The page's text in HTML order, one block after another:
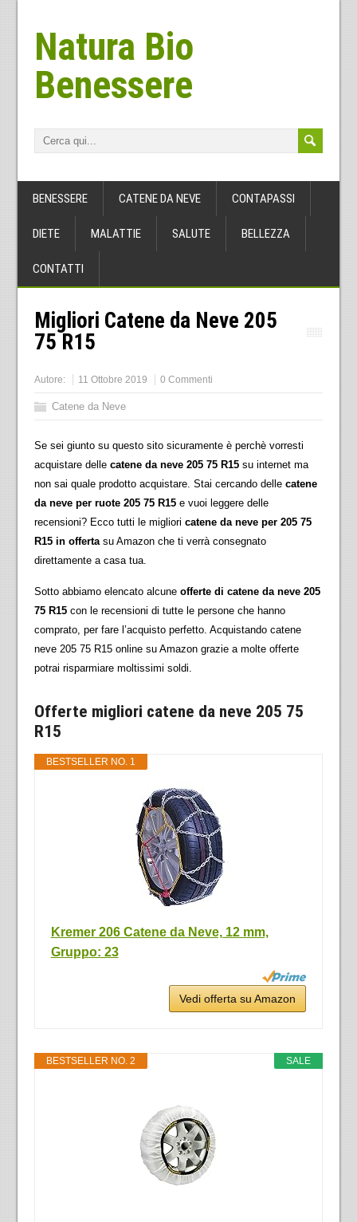
Natura Bio
Benessere
BENESSERE CATENE DA NEVE CONTAPASSI
DIETE MALATTIE SALUTE BELLEZZA
CONTATTI
Migliori Catene da Neve 205
75 R15
Autore: 11 Ottobre 2019 0 Commenti
Catene da Neve
Se sei giunto su questo sito sicuramente è perchè vorresti
acquistare delle catene da neve 205 75 R15su internet ma
non sai quale prodotto acquistare. Stai cercando delle catene
da neve per ruote 205 75 R15e vuoi leggere delle
recensioni? Ecco tutti le migliori catene da neve per 205 75
R15 in offertasu Amazon che ti verrà consegnato
direttamente a casa tua.
Sotto abbiamo elencato alcune offerte di catene da neve 205
75 R15con le recensioni di tutte le persone che hanno
comprato, per fare l’acquisto perfetto. Acquistando catene
neve 205 75 R15 online su Amazon grazie a molte offerte
potrai risparmiare moltissimi soldi.
Offerte migliori catene da neve 205 75
R15
BESTSELLER NO. 1
Kremer 206 Catene da Neve, 12 mm,
Gruppo: 23
Vedi offerta su Amazon
SALE
BESTSELLER NO. 2